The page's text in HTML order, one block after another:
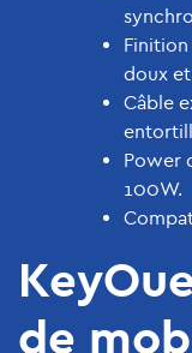
doux
Câble
Power
100W.
de